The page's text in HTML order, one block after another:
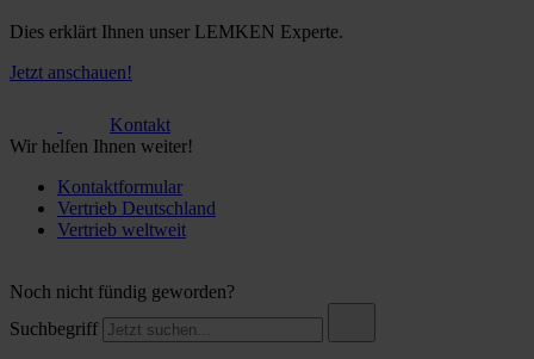
Dies erklärt Ihnen unser LEMKEN Experte.
Jetzt anschauen!
Kontakt
Wir helfen Ihnen weiter!
Kontaktformular
Vertrieb Deutschland
Vertrieb weltweit
Noch nicht fündig geworden?
Suchbegriff